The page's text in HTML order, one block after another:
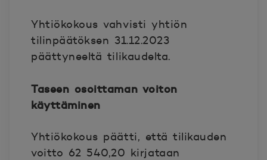
Yhtiökokous vahvisti yhtiön
tilinpäätöksen 31.12.2023
päättyneeltä tilikaudelta.
Taseen osoittaman voiton
käyttäminen
Yhtiökokous päätti, että tilikauden
voitto 62 540,20 kirjataan